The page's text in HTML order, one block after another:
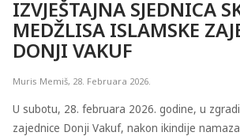
IZVJEŠTAJNA SJEDNICA
MEDŽLISA ISLAMSKE
DONJI VAKUF
Muris Memiš, 28. Februara 2026.
U subotu, 28. februara 2026. godine, u
zajednice Donji Vakuf, nakon ikindije